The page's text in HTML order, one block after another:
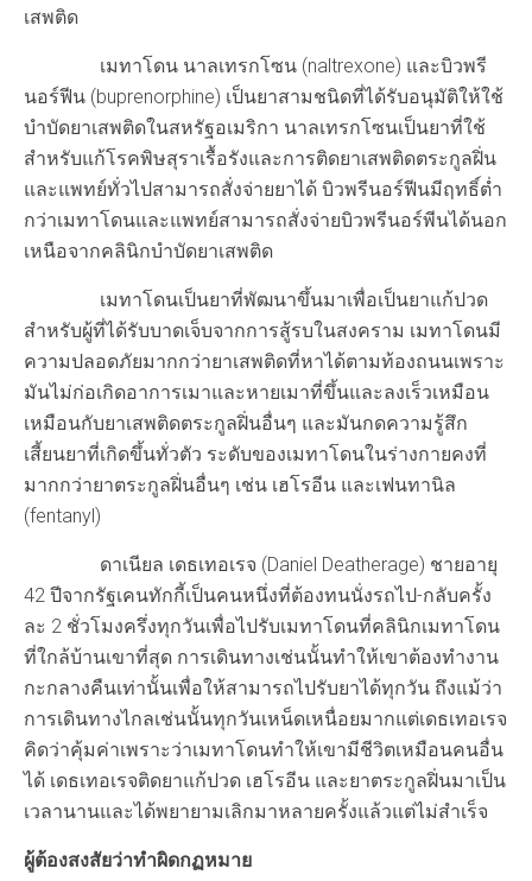
เสพติด
เมทาโดน นาลเทรกโซน (naltrexone) และบิวพรี
นอร์ฟีน (buprenorphine) เป็นยาสามชนิดที่ได้รับอนุมัติให้ใช้
บำบัดยาเสพติดในสหรัฐอเมริกา นาลเทรกโซนเป็นยาที่ใช้
สำหรับแก้โรคพิษสุราเรื้อรังและการติดยาเสพติดตระกูลฝิ่น
และแพทย์ทั่วไปสามารถสั่งจ่ายยาได้ บิวพรีนอร์ฟีนมีฤทธิ์ต่ำ
กว่าเมทาโดนและแพทย์สามารถสั่งจ่ายบิวพรีนอร์พีนได้นอก
เหนือจากคลินิกบำบัดยาเสพติด
เมทาโดนเป็นยาที่พัฒนาขึ้นมาเพื่อเป็นยาแก้ปวด
สำหรับผู้ที่ได้รับบาดเจ็บจากการสู้รบในสงคราม เมทาโดนมี
ความปลอดภัยมากกว่ายาเสพติดที่หาได้ตามท้องถนนเพราะ
มันไม่ก่อเกิดอาการเมาและหายเมาที่ขึ้นและลงเร็วเหมือน
เหมือนกับยาเสพติดตระกูลฝิ่นอื่นๆ และมันกดความรู้สึก
เสี้ยนยาที่เกิดขึ้นทั่วตัว ระดับของเมทาโดนในร่างกายคงที่
มากกว่ายาตระกูลฝิ่นอื่นๆ เช่น เฮโรอีน และเฟนทานิล
(fentanyl)
ดาเนียล เดธเทอเรจ (Daniel Deatherage) ชายอายุ
42 ปีจากรัฐเคนทักกี้เป็นคนหนึ่งที่ต้องทนนั่งรถไป-กลับครั้ง
ละ 2 ชั่วโมงครึ่งทุกวันเพื่อไปรับเมทาโดนที่คลินิกเมทาโดน
ที่ใกล้บ้านเขาที่สุด การเดินทางเช่นนั้นทำให้เขาต้องทำงาน
กะกลางคืนเท่านั้นเพื่อให้สามารถไปรับยาได้ทุกวัน ถึงแม้ว่า
การเดินทางไกลเช่นนั้นทุกวันเหน็ดเหนื่อยมากแต่เดธเทอเรจ
คิดว่าคุ้มค่าเพราะว่าเมทาโดนทำให้เขามีชีวิตเหมือนคนอื่น
ได้ เดธเทอเรจติดยาแก้ปวด เฮโรอีน และยาตระกูลฝิ่นมาเป็น
เวลานานและได้พยายามเลิกมาหลายครั้งแล้วแต่ไม่สำเร็จ
ผู้ต้องสงสัยว่าทำผิดกฏหมาย